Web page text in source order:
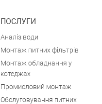
ПОСЛУГИ
Аналіз води
Монтаж питних фільтрів
Монтаж обладнання у
котеджах
Промисловий монтаж
Обслуговування питних